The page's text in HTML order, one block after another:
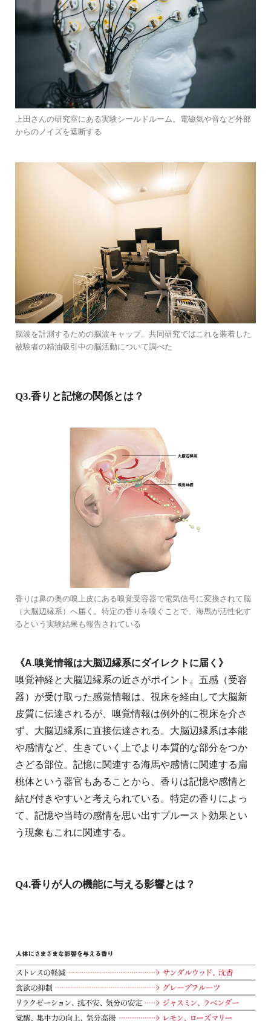
上田さんの研究室にある実験シールドルーム。電磁気や音など外部
からのノイズを遮断する
脳波を計測するための脳波キャップ。共同研究ではこれを装着した
被験者の精油吸引中の脳活動について調べた
Q3.香りと記憶の関係とは？
香りは鼻の奥の嗅上皮にある嗅覚受容器で電気信号に変換されて脳
（大脳辺縁系）へ届く。特定の香りを嗅ぐことで、海馬が活性化す
るという実験結果も報告されている
《A.嗅覚情報は大脳辺縁系にダイレクトに届く》
嗅覚神経と大脳辺縁系の近さがポイント。五感（受容
器）が受け取った感覚情報は、視床を経由して大脳新
皮質に伝達されるが、嗅覚情報は例外的に視床を介さ
ず、大脳辺縁系に直接伝達される。大脳辺縁系は本能
や感情など、生きていく上でより本質的な部分をつか
さどる部位。記憶に関連する海馬や感情に関連する扁
桃体という器官もあることから、香りは記憶や感情と
結び付きやすいと考えられている。特定の香りによっ
て、記憶や当時の感情を思い出すプルースト効果とい
う現象もこれに関連する。
Q4.香りが人の機能に与える影響とは？